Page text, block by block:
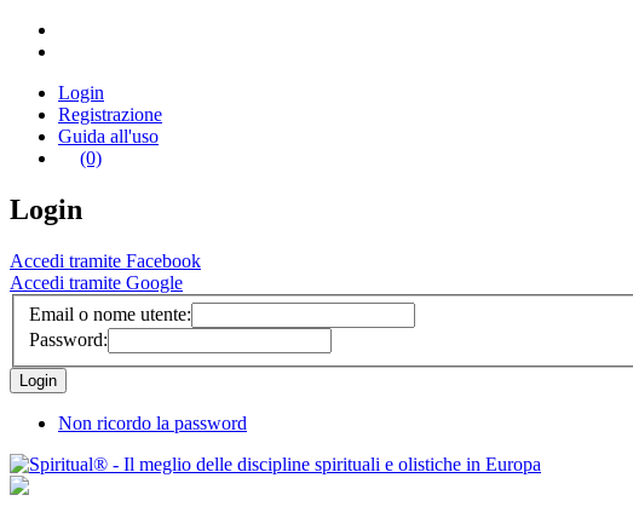
Login
Registrazione
Guida all'uso
(0)
Login
Accedi tramite Facebook
Accedi tramite Google
Email o nome utente:
Password:
Non ricordo la password